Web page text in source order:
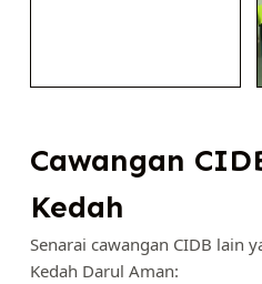
Cawangan
Kedah
Senarai cawangan CIDB lain
Kedah Darul Aman: